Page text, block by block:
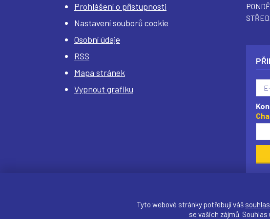
Prohlášení o přístupnosti
Nastavení souborů cookie
Osobní údaje
RSS
Mapa stránek
Vypnout grafiku
Tyto webové stránky potřebují váš souhlas
se vašich zájmů.